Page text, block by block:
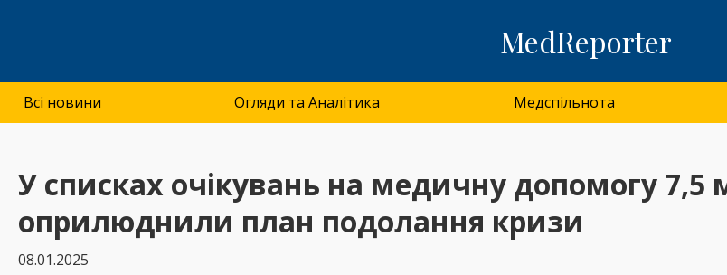
MedReporter
Всі новини Огляди та Аналітика Медспільнота
У списках очікувань на медичну допомогу 7,5
оприлюднили план подолання кризи
08.01.2025